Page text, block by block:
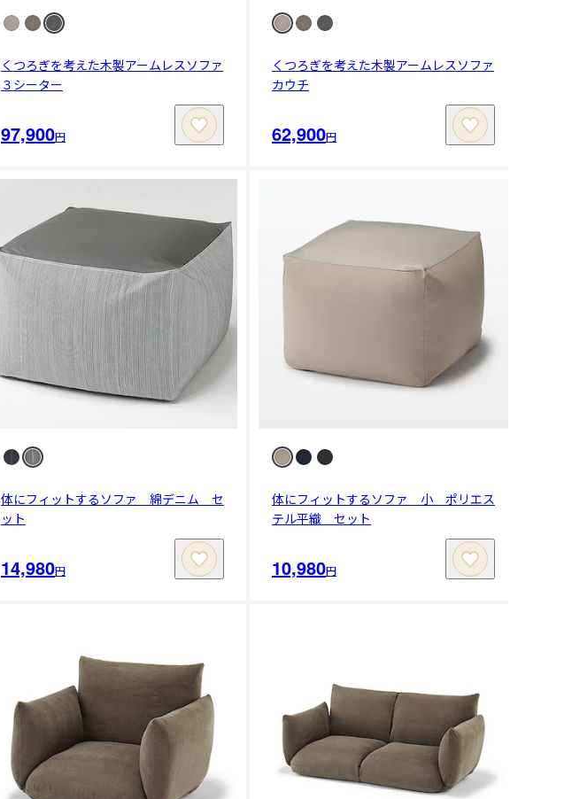
くつろぎを考えた木製アームレスソファ
３シーター
97,900円
くつろぎを考えた木製アームレスソファ
カウチ
62,900円
体にフィットするソファ 綿デニム セ
ット
14,980円
体にフィットするソファ 小 ポリエス
テル平織 セット
10,980円